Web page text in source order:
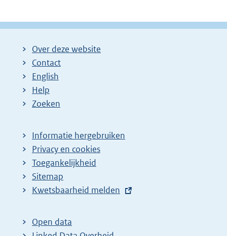
Over deze website
Contact
English
Help
Zoeken
Informatie hergebruiken
Privacy en cookies
Toegankelijkheid
Sitemap
E
t
e
Kwetsbaarheid melden
Open data